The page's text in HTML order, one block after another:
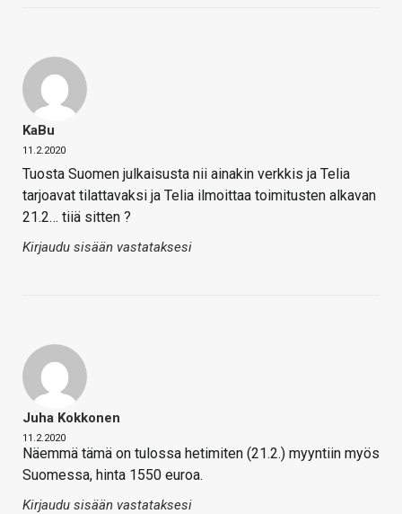
KaBu
11.2.2020
Tuosta Suomen julkaisusta nii ainakin verkkis ja Telia
tarjoavat tilattavaksi ja Telia ilmoittaa toimitusten alkavan
21.2… tiiä sitten ?
Kirjaudu sisään vastataksesi
Juha Kokkonen
11.2.2020
Näemmä tämä on tulossa hetimiten (21.2.) myyntiin myös
Suomessa, hinta 1550 euroa.
Kirjaudu sisään vastataksesi